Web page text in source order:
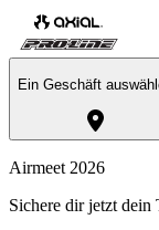
Ein Geschäft
Airmeet 2026
Sichere dir jetzt dein